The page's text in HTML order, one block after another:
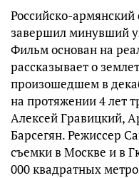
Российско-
завершил минувший
Фильм основан на
рассказывает о
произошедшем в
на протяжении 4 лет
Алексей Гравицкий,
Барсегян. Режиссер
съемки в Москве и в
000 квадратных